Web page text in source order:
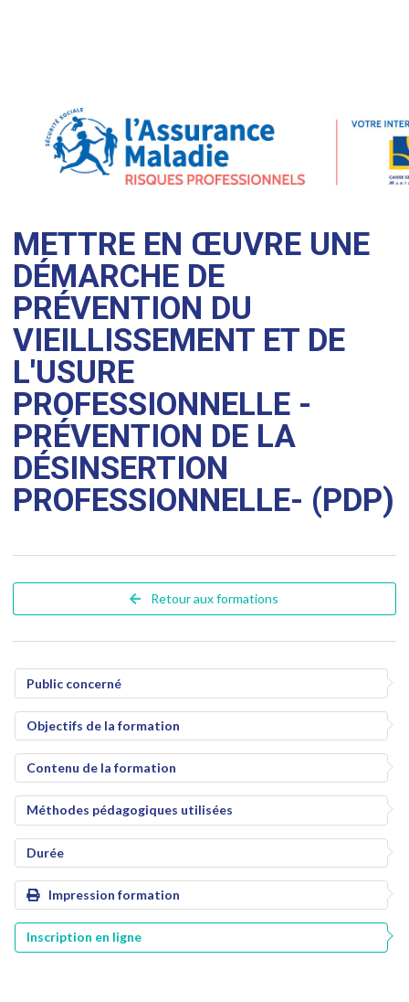
METTRE EN ŒUVRE UNE
DÉMARCHE DE
PRÉVENTION DU
VIEILLISSEMENT ET DE
L'USURE
PROFESSIONNELLE -
PRÉVENTION DE LA
DÉSINSERTION
PROFESSIONNELLE- (PDP)
Retour aux formations
Public concerné
Objectifs de la formation
Contenu de la formation
Méthodes pédagogiques utilisées
Durée
Impression formation
Inscription en ligne